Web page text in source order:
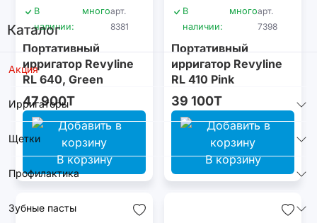
Каталог
Акция
Ирригаторы
Щетки
Профилактика
Зубные пасты
В
наличии:
многоарт.
8381
Портативный
ирригатор Revyline
RL 640, Green
47 900T
В корзину
В
наличии:
многоарт.
7398
Портативный
ирригатор Revyline
RL 410 Pink
39 100T
В корзину